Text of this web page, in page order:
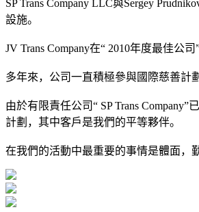
SP Trans Company LLC與Sergey
設施。
JV Trans Company在“ 2010年度最佳公
多年來，公司一直積極參與國際慈善計
由於有限責任公司“ SP Trans
計劃，其中客戶是我們的平等夥伴。
在我們的活動中最重要的事情是體面，